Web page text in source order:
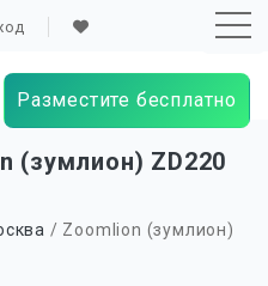
Разместите бесплатно
(зумлион) ZD220
/ Zoomlion (зумлион)